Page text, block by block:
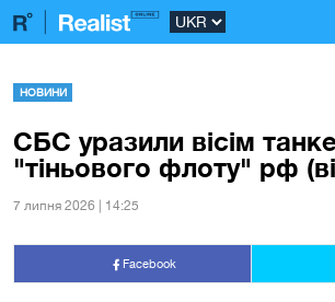
НОВИНИ
СБС уразили вісім
"тіньового флоту" рф
7 липня 2026 | 14:25
Facebook